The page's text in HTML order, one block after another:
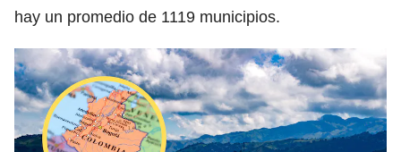
hay un promedio de 1119 municipios.